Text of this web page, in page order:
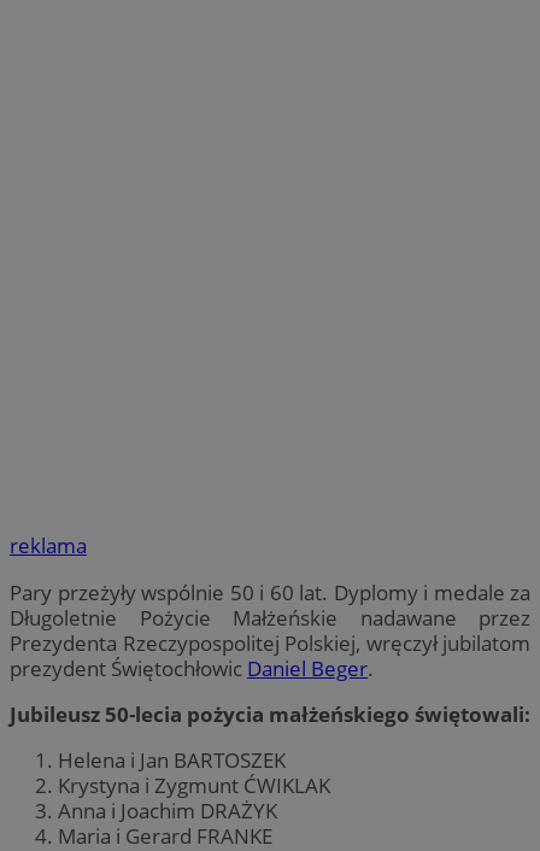
reklama
Pary przeżyły wspólnie 50 i 60 lat. Dyplomy i medale za
Długoletnie Pożycie Małżeńskie nadawane przez
Prezydenta Rzeczypospolitej Polskiej, wręczył jubilatom
prezydent Świętochłowic Daniel Beger.
Jubileusz 50-lecia pożycia małżeńskiego świętowali:
Helena i Jan BARTOSZEK
Krystyna i Zygmunt ĆWIKLAK
Anna i Joachim DRAŻYK
Maria i Gerard FRANKE